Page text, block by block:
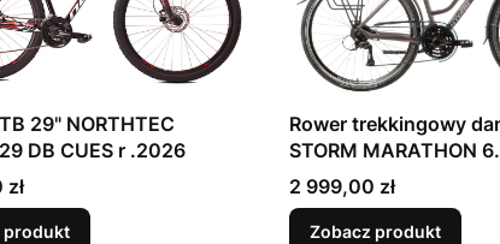
29" NORTHTEC
DB CUES r .2026
produkt
Rower trekkingowy
STORM MARATHON
2026
Cena
2 999,00 zł
Zobacz produkt